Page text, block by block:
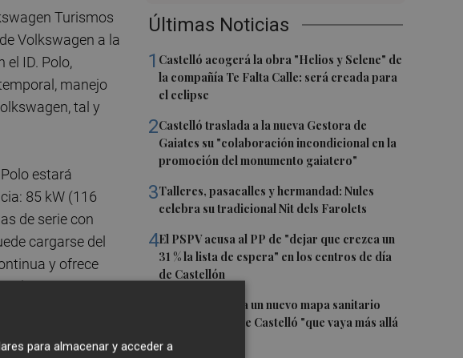
Últimas Noticias
1 Castelló acogerá la obra "Helios y Selene" de
la compañía Te Falta Calle: será creada para
el eclipse
2Castelló traslada a la nueva Gestora de
Gaiates su "colaboración incondicional en la
promoción del monumento gaiatero"
3Talleres, pasacalles y hermandad: Nules
celebra su tradicional Nit dels Farolets
4El PSPV acusa al PP de "dejar que crezca un
31 % la lista de espera" en los centros de día
de Castellón
El PSPV reclama un nuevo mapa sanitario
para la ciudad de Castelló "que vaya más allá
de parches"
Turismos
Volkswagen a la
el ID. Polo,
manejo
tal y
Polo estará
85 kW (116
de serie con
cargarse del
y ofrece
manganeso-
km3 y puede
continua.
para almacenar y acceder a